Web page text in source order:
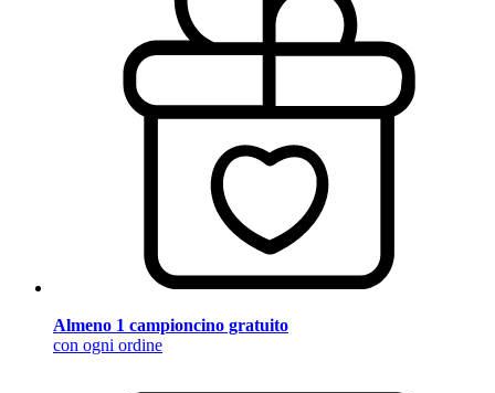
Almeno 1 campioncino gratuito
con ogni ordine